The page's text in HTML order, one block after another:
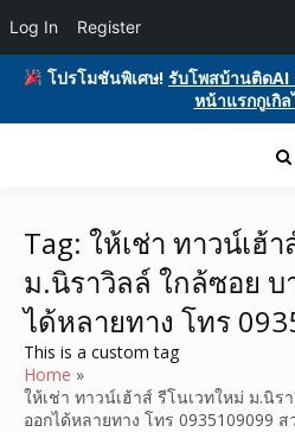
โปรโมชันพิเศษ! รับโพสบ้านติดAI
หน้าแรกกูเกิล
หน้าแรกกูเกิล ฟรีประ
อสังหา ของมือสอง ร
บริการ
รับโพสต์เว็บบอร์ด ติดAI ตลาดซื้อขาย
Tag: ให้เช่า ทาวน์เฮ้
ม.นิราวิลล์ ใกล้ซอย บ
ได้หลายทาง โทร
This is a custom tag
Home
ให้เช่า ทาวน์เฮ้าส์ รีโนเวทใหม่ ม.นิร
ออกได้หลายทาง โทร 0935109099 ส
Log In Register